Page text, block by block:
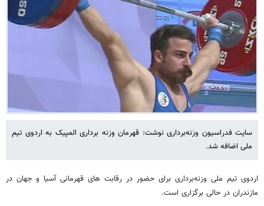
سایت فدراسیون وزنه‌برداری نوشت: قهرمان وزنه برداری المپیک به اردوی تیم
ملی اضافه شد.
اردوی تیم ملی وزنه‌برداری برای حضور در رقابت های قهرمانی آسیا و جهان در
مازندران در حالی برگزاری است.